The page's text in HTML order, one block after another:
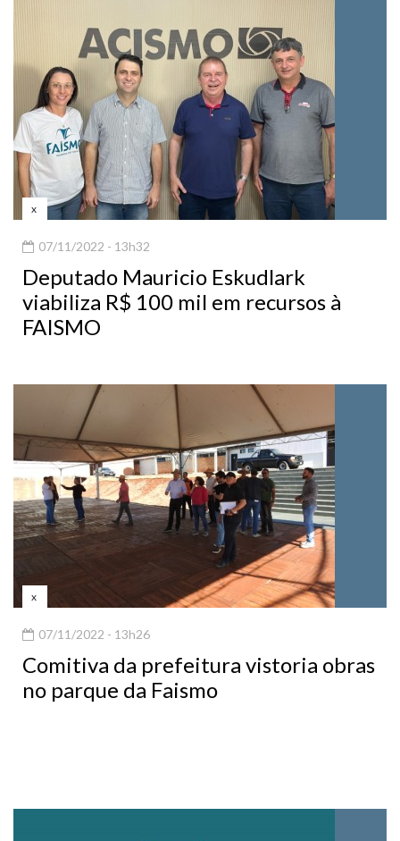
x
07/11/2022 - 13h32
Deputado Mauricio Eskudlark
viabiliza R$ 100 mil em recursos à
FAISMO
x
07/11/2022 - 13h26
Comitiva da prefeitura vistoria obras
no parque da Faismo